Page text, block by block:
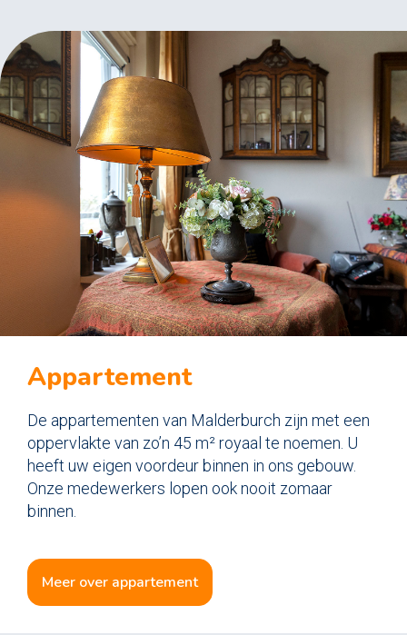
Appartement
De appartementen van Malderburch zijn met een
oppervlakte van zo’n 45 m² royaal te noemen. U
heeft uw eigen voordeur binnen in ons gebouw.
Onze medewerkers lopen ook nooit zomaar
binnen.
meer over appartement